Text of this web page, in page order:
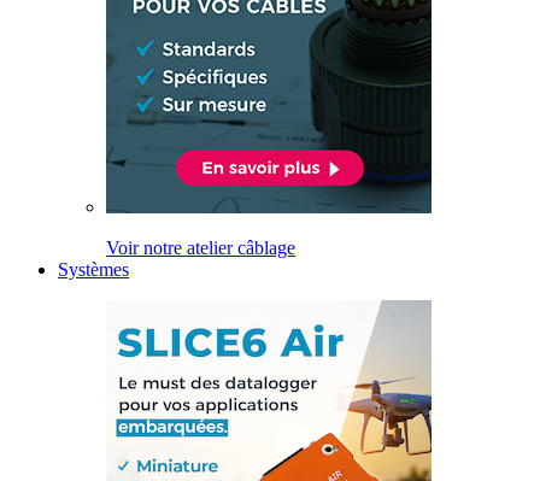
Voir notre atelier câblage
Systèmes